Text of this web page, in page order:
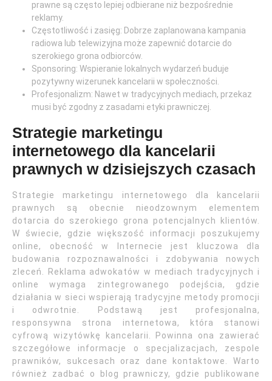
prawne są często lepiej odbierane niż bezpośrednie
reklamy.
Częstotliwość i zasięg: Dobrze zaplanowana kampania
radiowa lub telewizyjna może zapewnić dotarcie do
szerokiego grona odbiorców.
Sponsoring: Wspieranie lokalnych wydarzeń buduje
pozytywny wizerunek kancelarii w społeczności.
Profesjonalizm: Nawet w tradycyjnych mediach, przekaz
musi być zgodny z zasadami etyki prawniczej.
Strategie marketingu
internetowego dla kancelarii
prawnych w dzisiejszych czasach
Strategie marketingu internetowego dla kancelarii
prawnych są obecnie nieodzownym elementem
dotarcia do szerokiego grona potencjalnych klientów.
W świecie, gdzie większość informacji poszukujemy
online, obecność w Internecie jest kluczowa dla
budowania rozpoznawalności i zdobywania nowych
zleceń. Reklama adwokatów w mediach tradycyjnych i
online wymaga zintegrowanego podejścia, gdzie
działania w sieci wspierają tradycyjne metody promocji
i odwrotnie. Podstawą jest profesjonalna,
responsywna strona internetowa, która stanowi
cyfrową wizytówkę kancelarii. Powinna ona zawierać
szczegółowe informacje o specjalizacjach, zespole
prawników, sukcesach oraz dane kontaktowe. Warto
również zadbać o blog prawniczy, gdzie publikowane